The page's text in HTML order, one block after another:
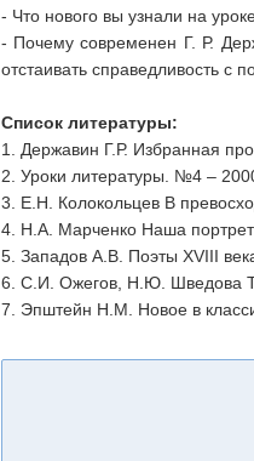
- Что нового вы узнали на
- Почему современен Г. Р.
отстаивать справедливость
Список литературы:
1. Державин Г.Р. Избранная
2. Уроки литературы. №4 –
3. Е.Н. Колокольцев В
4. Н.А. Марченко Наша
5. Западов А.В. Поэты XVIII
6. С.И. Ожегов, Н.Ю. Шведова
7. Эпштейн Н.М. Новое в